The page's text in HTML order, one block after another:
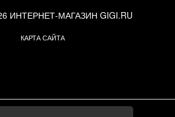
ИНТЕРНЕТ-МАГАЗИН GIGI.RU
КАРТА САЙТА